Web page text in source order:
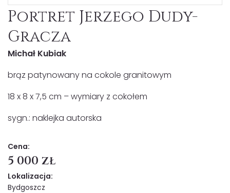
Portret Jerzego Dudy-
Gracza
Michał Kubiak
brąz patynowany na cokole granitowym
18 x 8 x 7,5 cm – wymiary z cokołem
sygn.: naklejka autorska
Cena:
5 000 zł
Lokalizacja:
Bydgoszcz